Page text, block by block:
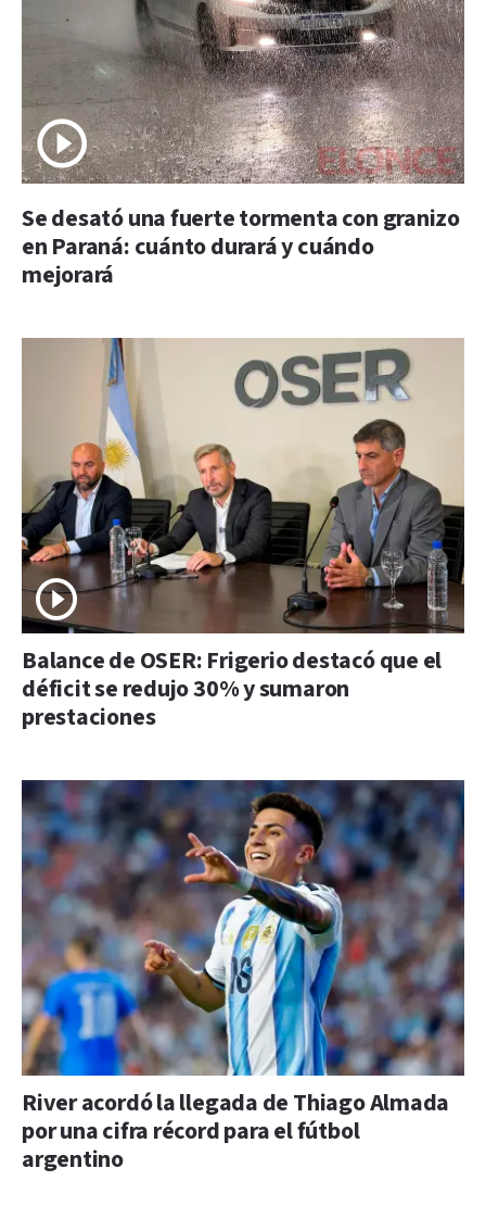
Se desató una fuerte tormenta con granizo
en Paraná: cuánto durará y cuándo
mejorará
Balance de OSER: Frigerio destacó que el
déficit se redujo 30% y sumaron
prestaciones
River acordó la llegada de Thiago Almada
por una cifra récord para el fútbol
argentino